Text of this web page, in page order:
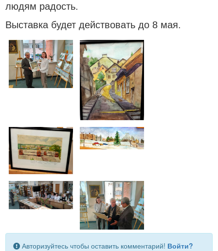
людям радость.
Выставка будет действовать до 8 мая.
Авторизуйтесь чтобы оставить комментарий! Войти?